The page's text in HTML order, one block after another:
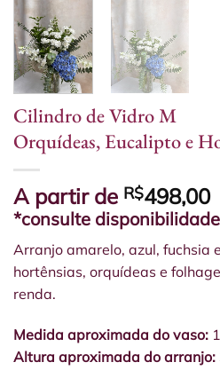
Cilindro de Vidro M
Orquídeas, Eucalipto e
A partir de R$498,00
*consulte
Arranjo amarelo, azul, fuchsia
hortênsias, orquídeas e
renda.
Medida aproximada do vaso:
Altura aproximada do arranjo: